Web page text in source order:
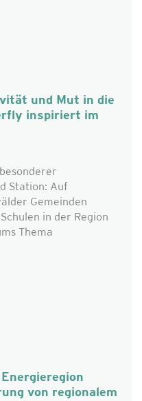
und Mut in die
inspiriert im
Station: Auf
Gemeinden
in der Region
Thema
von regionalem